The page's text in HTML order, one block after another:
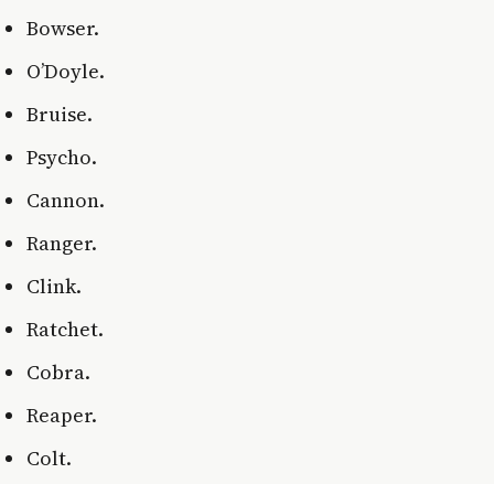
Bowser.
O’Doyle.
Bruise.
Psycho.
Cannon.
Ranger.
Clink.
Ratchet.
Cobra.
Reaper.
Colt.